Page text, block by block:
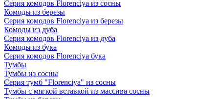
Серия комодов Florenciya из сосны
Комоды из березы
Серия комодов Florenciya из березы
Комоды из дуба
Серия комодов Florenciya из дуба
Комоды из бука
Серия комодов Florenciya бука
Тумбы
Тумбы из сосны
Серия тумб "Florenciya" из сосны
Тумбы с мягкой вставкой из массива сосны